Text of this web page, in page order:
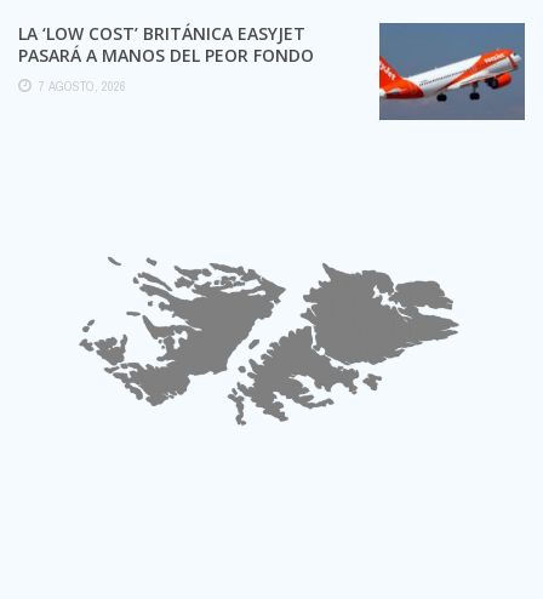
LA ‘LOW COST’ BRITÁNICA EASYJET
PASARÁ A MANOS DEL PEOR FONDO
POSIBLE:
7 AGOSTO, 2026